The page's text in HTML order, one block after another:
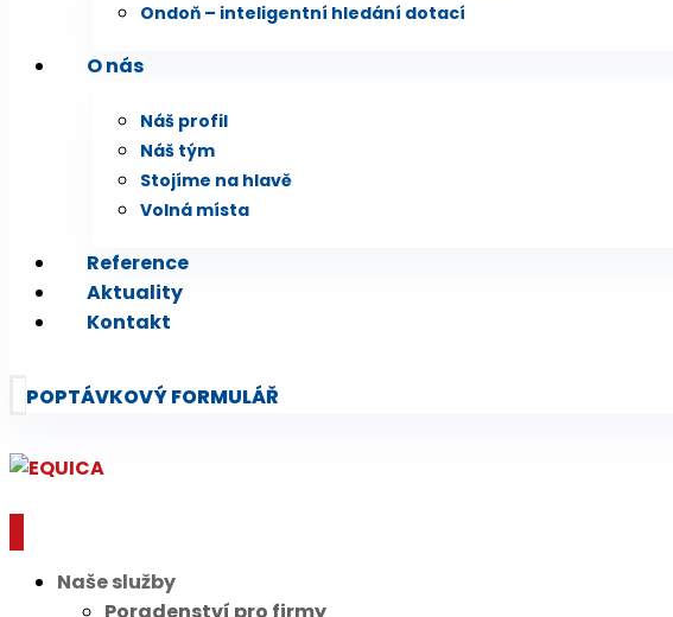
Ondoň – inteligentní hledání dotací
O nás
Náš profil
Náš tým
Stojíme na hlavě
Volná místa
Reference
Aktuality
Kontakt
POPTÁVKOVÝ FORMULÁŘ
Naše služby